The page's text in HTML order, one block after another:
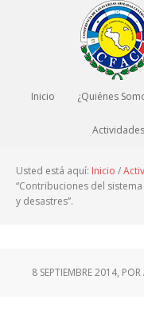
Inicio ¿Quiénes
Actividades
Usted está aquí: Inicio /
“Contribuciones del
y desastres”.
8 SEPTIEMBRE 2014, POR